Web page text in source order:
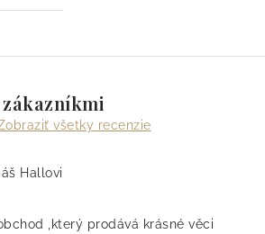
všetky recenzie
Hallovi
,který prodává krásné věci